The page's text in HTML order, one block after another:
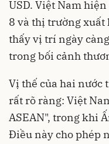
USD. Việt Nam
8 và thị trường xuất
thấy vị trí ngày
trong bối cảnh
Vị thế của hai nước
rất rõ ràng: Việt
ASEAN", trong khi
Điều này cho phép